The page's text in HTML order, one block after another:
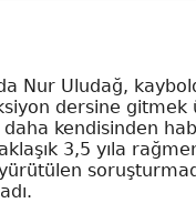
Nur Uludağ,
dersine gitmek
daha kendisinden
3,5 yıla